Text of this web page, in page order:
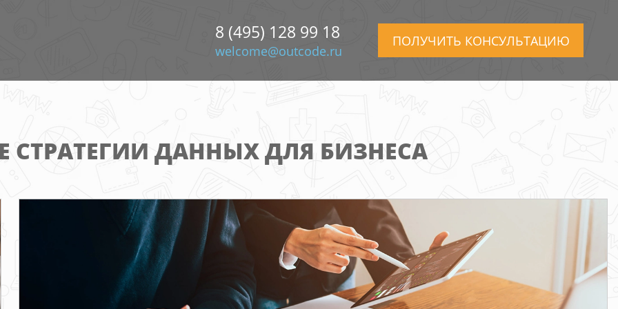
8 (495) 128 99 18
welcome@outcode.ru
ПОЛУЧИТЬ КОНСУЛЬТАЦИЮ
СТРАТЕГИИ ДАННЫХ ДЛЯ БИЗНЕСА